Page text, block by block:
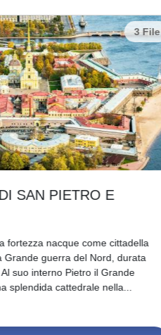
3 File
SAN PIETRO E
fortezza nacque come cittadella
Grande guerra del Nord, durata
suo interno Pietro il Grande
splendida cattedrale nella...